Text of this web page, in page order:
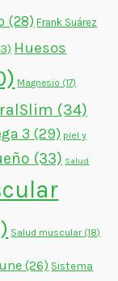
(28) Frank Suárez
Huesos
Magnesio (17)
(34)
3 (29) piel y
(33) Salud
Salud muscular(18)
(26) Sistema